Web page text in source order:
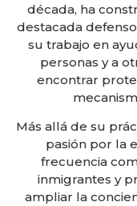
década, ha
destacada
su trabajo en
personas y a
encontrar
Más allá de su
pasión por la
frecuencia
inmigrantes y
ampliar la